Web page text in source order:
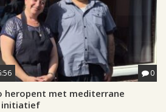
0
heropent met mediterrane
initiatief